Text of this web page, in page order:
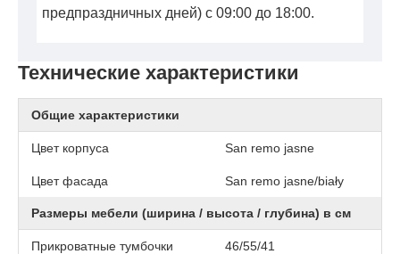
Технические характеристики
Общие характеристики
Цвет корпуса San remo jasne
Цвет фасада San remo jasne/biały
Размеры мебели (ширина / высота / глубина) в см
Прикроватные тумбочки 46/55/41
предпраздничных дней) с 09:00 до 18:00.